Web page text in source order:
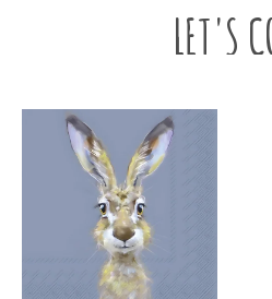
de
hoofdinhoud
LET'S